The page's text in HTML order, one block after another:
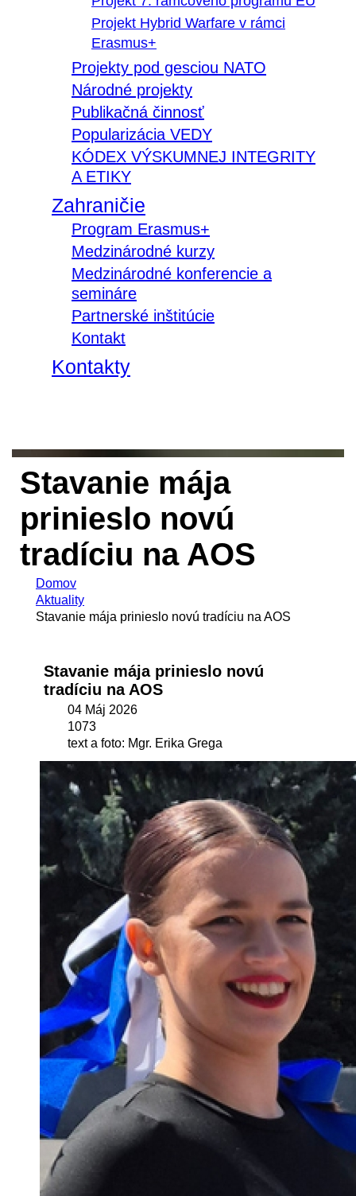
Projekt Hybrid Warfare v rámci
Erasmus+
Projekty pod gesciou NATO
Národné projekty
Publikačná činnosť
Popularizácia VEDY
KÓDEX VÝSKUMNEJ INTEGRITY
A ETIKY
Zahraničie
Program Erasmus+
Medzinárodné kurzy
Medzinárodné konferencie a
semináre
Partnerské inštitúcie
Kontakt
Kontakty
Stavanie mája
prinieslo novú
tradíciu na AOS
Domov
Aktuality
Stavanie mája prinieslo novú tradíciu na AOS
Stavanie mája prinieslo novú
tradíciu na AOS
04 Máj 2026
1073
text a foto: Mgr. Erika Grega